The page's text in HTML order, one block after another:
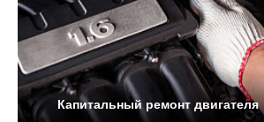
Капитальный ремонт двигателя